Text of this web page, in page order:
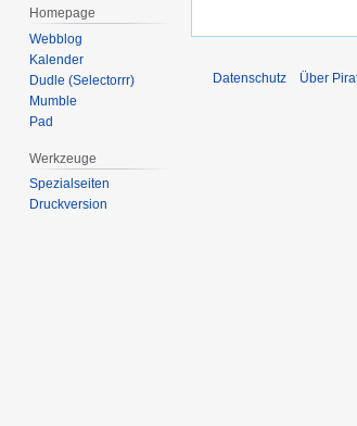
Homepage
Webblog
Kalender
Dudle (Selectorrr)
Mumble
Pad
Werkzeuge
Spezialseiten
Druckversion
Datenschutz Über